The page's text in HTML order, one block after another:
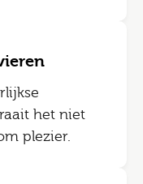
het niet
plezier.